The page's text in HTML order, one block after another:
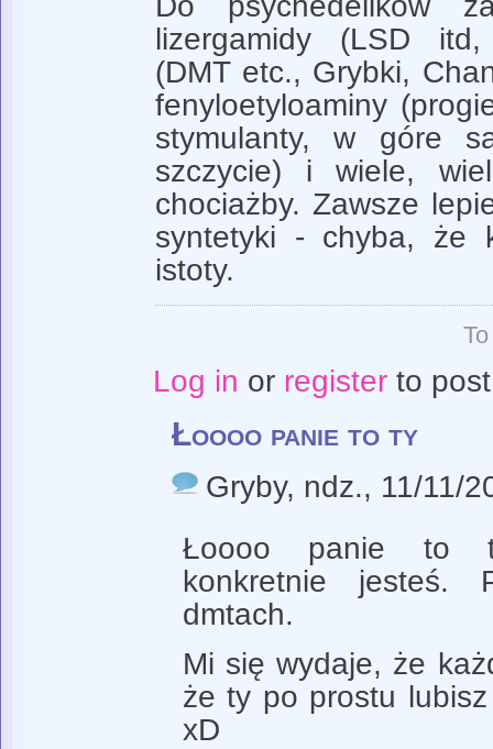
lizergamidy (LSD
(DMT etc., Grybki,
fenyloetyloaminy
stymulanty, w góre
szczycie) i wiele,
chociażby. Zawsze
syntetyki - chyba, że
istoty.
Log in or registerto post
Łoooo panie to ty
Gryby, ndz., 11/11/
Łoooo panie to ty
konkretnie
dmtach.
Mi się wydaje, że
że ty po prostu
xD